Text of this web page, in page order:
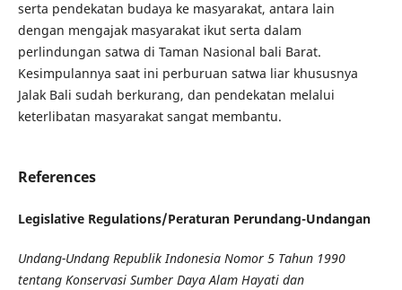
serta pendekatan budaya ke masyarakat, antara lain
dengan mengajak masyarakat ikut serta dalam
perlindungan satwa di Taman Nasional bali Barat.
Kesimpulannya saat ini perburuan satwa liar khususnya
Jalak Bali sudah berkurang, dan pendekatan melalui
keterlibatan masyarakat sangat membantu.
References
Legislative Regulations/Peraturan Perundang-Undangan
Undang-Undang Republik Indonesia Nomor 5 Tahun 1990
tentang Konservasi Sumber Daya Alam Hayati dan